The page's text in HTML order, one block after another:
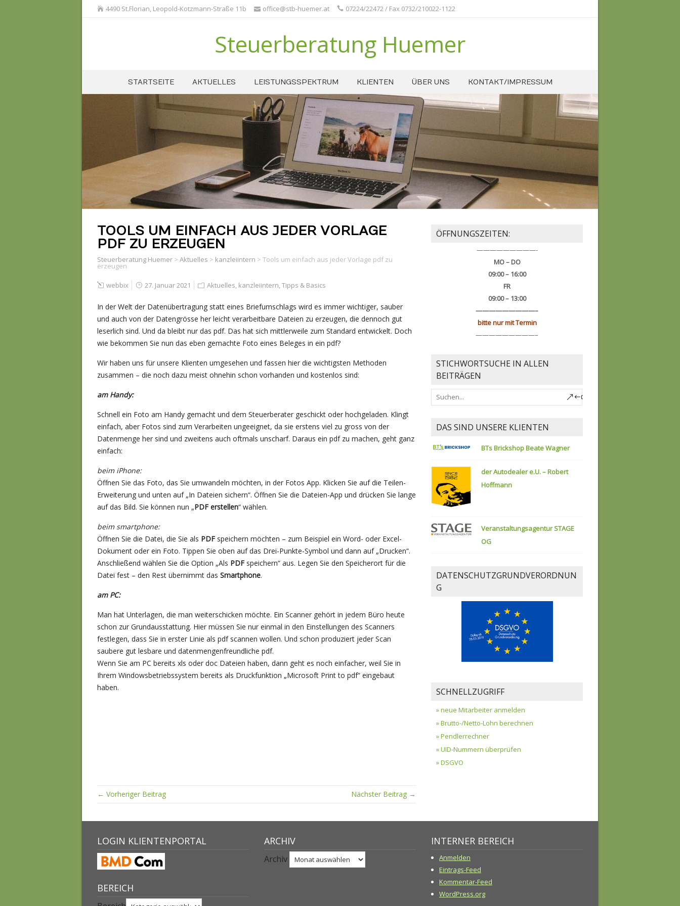
4490 St.Florian, Leopold-Kotzmann-Straße 11b office@stb-huemer.at 07224/22472 / Fax 0732/210022-1122
Steuerberatung Huemer
STARTSEITE AKTUELLES LEISTUNGSSPEKTRUM KLIENTEN ÜBER UNS KONTAKT/IMPRESSUM
TOOLS UM EINFACH AUS JEDER VORLAGE
PDF ZU ERZEUGEN
Steuerberatung Huemer > Aktuelles > kanzleiintern > Tools um einfach aus jeder Vorlage pdf zu
erzeugen
webbix 27. Januar 2021 Aktuelles, kanzleiintern,Tipps & Basics
In der Welt der Datenübertragung statt eines Briefumschlags wird es immer wichtiger, sauber
und auch von der Datengrösse her leicht verarbeitbare Dateien zu erzeugen, die dennoch gut
leserlich sind. Und da bleibt nur das pdf. Das hat sich mittlerweile zum Standard entwickelt. Doch
wie bekommen Sie nun das eben gemachte Foto eines Beleges in ein pdf?
Wir haben uns für unsere Klienten umgesehen und fassen hier die wichtigsten Methoden
zusammen – die noch dazu meist ohnehin schon vorhanden und kostenlos sind:
am Handy:
Schnell ein Foto am Handy gemacht und dem Steuerberater geschickt oder hochgeladen. Klingt
einfach, aber Fotos sind zum Verarbeiten ungeeignet, da sie erstens viel zu gross von der
Datenmenge her sind und zweitens auch oftmals unscharf. Daraus ein pdf zu machen, geht ganz
einfach:
beim iPhone:
Öffnen Sie das Foto, das Sie umwandeln möchten, in der Fotos App. Klicken Sie auf die Teilen-
Erweiterung und unten auf „In Dateien sichern“. Öffnen Sie die Dateien-App und drücken Sie lange
auf das Bild. Sie können nun „PDF erstellen“ wählen.
beim smartphone:
Öffnen Sie die Datei, die Sie als PDF speichern möchten – zum Beispiel ein Word- oder Excel-
Dokument oder ein Foto. Tippen Sie oben auf das Drei-Punkte-Symbol und dann auf „Drucken“.
Anschließend wählen Sie die Option „Als PDF speichern“ aus. Legen Sie den Speicherort für die
Datei fest – den Rest übernimmt das Smartphone.
am PC:
Man hat Unterlagen, die man weiterschicken möchte. Ein Scanner gehört in jedem Büro heute
schon zur Grundausstattung. Hier müssen Sie nur einmal in den Einstellungen des Scanners
festlegen, dass Sie in erster Linie als pdf scannen wollen. Und schon produziert jeder Scan
saubere gut lesbare und datenmengenfreundliche pdf.
Wenn Sie am PC bereits xls oder doc Dateien haben, dann geht es noch einfacher, weil Sie in
Ihrem Windowsbetriebssystem bereits als Druckfunktion „Microsoft Print to pdf“ eingebaut
haben.
← Vorheriger Beitrag Nächster Beitrag →
ÖFFNUNGSZEITEN:
—————————-
MO – DO
09:00 – 16:00
FR
09:00 – 13:00
—————————–
bitte nur mit Termin
—————————–
STICHWORTSUCHE IN ALLEN
BEITRÄGEN
DAS SIND UNSERE KLIENTEN
BTs Brickshop Beate Wagner
der Autodealer e.U. – Robert
Hoffmann
Veranstaltungsagentur STAGE
OG
DATENSCHUTZGRUNDVERORDNUN
G
SCHNELLZUGRIFF
» neue Mitarbeiter anmelden
» Brutto-/Netto-Lohn berechnen
» Pendlerrechner
» UID-Nummern überprüfen
» DSGVO
LOGIN KLIENTENPORTAL
BEREICH
ARCHIV
Archiv
INTERNER BEREICH
Anmelden
Eintrags-Feed
Kommentar-Feed
WordPress.org